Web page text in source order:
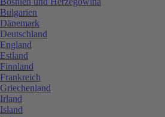
Bulgarien
Dänemark
Deutschland
England
Estland
Finnland
Frankreich
Griechenland
Irland
Island